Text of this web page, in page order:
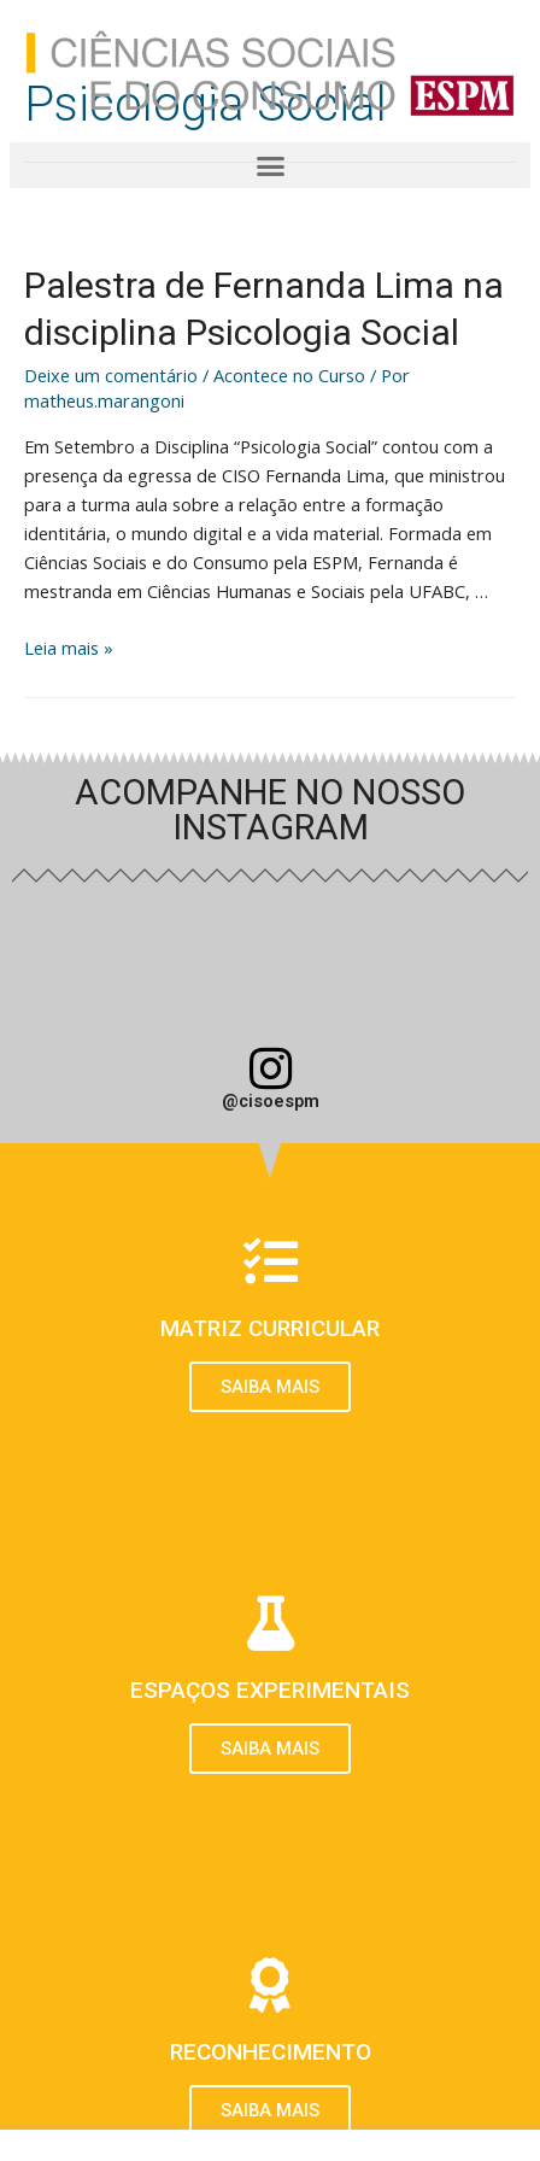
Psicologia Social
Palestra de Fernanda Lima na
disciplina Psicologia Social
Deixe um comentário / Acontece no Curso / Por
matheus.marangoni
Em Setembro a Disciplina “Psicologia Social” contou com a
presença da egressa de CISO Fernanda Lima, que ministrou
para a turma aula sobre a relação entre a formação
identitária, o mundo digital e a vida material. Formada em
Ciências Sociais e do Consumo pela ESPM, Fernanda é
mestranda em Ciências Humanas e Sociais pela UFABC, …
Leia mais »
ACOMPANHE NO NOSSO
INSTAGRAM
@cisoespm
MATRIZ CURRICULAR
SAIBA MAIS
ESPAÇOS EXPERIMENTAIS
SAIBA MAIS
RECONHECIMENTO
SAIBA MAIS